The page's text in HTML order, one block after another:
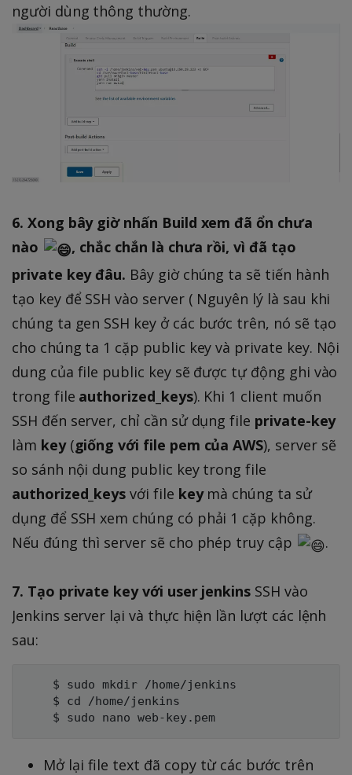
người dùng thông thường.
6. Xong bây giờ nhấn Build xem đã ổn chưa
nào
, chắc chắn là chưa rồi, vì đã tạo
private key đâu. Bây giờ chúng ta sẽ tiến hành
tạo key để SSH vào server ( Nguyên lý là sau khi
chúng ta gen SSH key ở các bước trên, nó sẽ tạo
cho chúng ta 1 cặp public key và private key. Nội
dung của file public key sẽ được tự động ghi vào
trong file authorized_keys). Khi 1 client muốn
SSH đến server, chỉ cần sử dụng file private-key
làm key(giống với file pem của AWS), server sẽ
so sánh nội dung public key trong file
authorized_keys với file keymà chúng ta sử
dụng để SSH xem chúng có phải 1 cặp không.
Nếu đúng thì server sẽ cho phép truy cập
.
7. Tạo private key với user jenkins SSH vào
Jenkins server lại và thực hiện lần lượt các lệnh
sau:
    $ sudo mkdir /home/jenkins
    $ cd /home/jenkins
Mở lại file text đã copy từ các bước trên